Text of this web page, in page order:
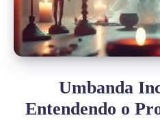
Umbanda
Entendendo o